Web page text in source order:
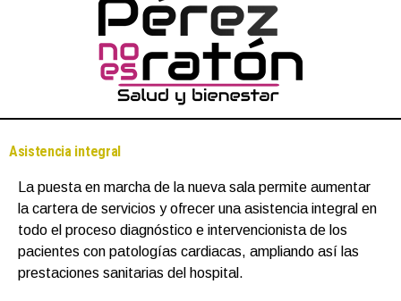
Asistencia integral
La puesta en marcha de la nueva sala permite aumentar
la cartera de servicios y ofrecer una asistencia integral en
todo el proceso diagnóstico e intervencionista de los
pacientes con patologías cardiacas, ampliando así las
prestaciones sanitarias del hospital.